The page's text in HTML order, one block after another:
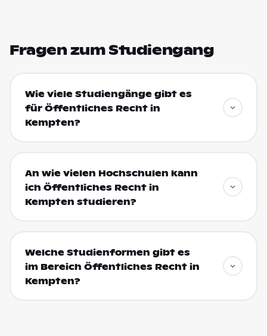
Fragen zum Studiengang
Wie viele Studiengänge gibt es
für Öffentliches Recht in
Kempten?
An wie vielen Hochschulen kann
ich Öffentliches Recht in
Kempten studieren?
Welche Studienformen gibt es
im Bereich Öffentliches Recht in
Kempten?